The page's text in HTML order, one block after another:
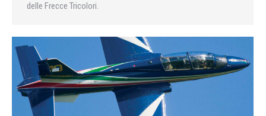
delle Frecce Tricolori.